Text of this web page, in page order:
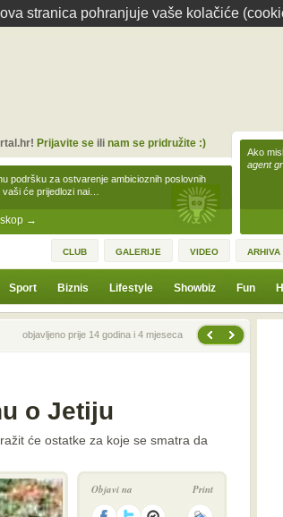
stranica pohranjuje vaše kolačiće
→
podršku za ostvarenje ambicioznih poslovnih
će prijedlozi nai…
Prijavite seili nam se pridružite :)
Ako
agent
CLUB GALERIJE VIDEO ARHIVA
Sport Biznis Lifestyle Showbiz Fun
vijest
objavljeno prije 14 godina i 4 mjeseca
o Jetiju
će ostatke za koje se smatra da
Objavi na Print